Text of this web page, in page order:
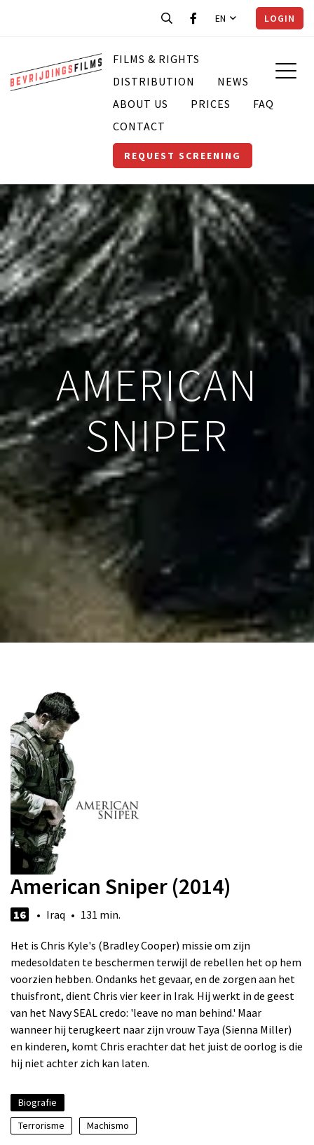
EN LOGIN
FILMS & RIGHTS
DISTRIBUTION
NEWS
ABOUT US
PRICES
FAQ
CONTACT
REQUEST SCREENING
AMERICAN
SNIPER
American Sniper (2014)
16 • Iraq • 131 min.
Het is Chris Kyle's (Bradley Cooper) missie om zijn
medesoldaten te beschermen terwijl de rebellen het op hem
voorzien hebben. Ondanks het gevaar, en de zorgen aan het
thuisfront, dient Chris vier keer in Irak. Hij werkt in de geest
van het Navy SEAL credo: 'leave no man behind.' Maar
wanneer hij terugkeert naar zijn vrouw Taya (Sienna Miller)
en kinderen, komt Chris erachter dat het juist de oorlog is die
hij niet achter zich kan laten.
Biografie
Terrorisme
Machismo